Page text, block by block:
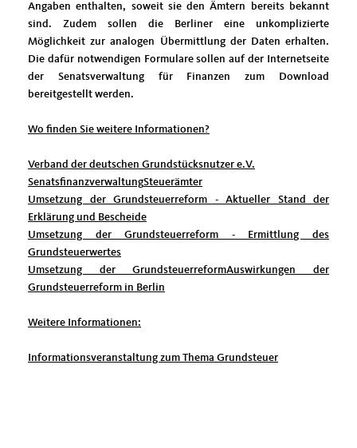
Angaben enthalten, soweit sie den Ämtern bereits bekannt
sind. Zudem sollen die Berliner eine unkomplizierte
Möglichkeit zur analogen Übermittlung der Daten erhalten.
Die dafür notwendigen Formulare sollen auf der Internetseite
der Senatsverwaltung für Finanzen zum Download
bereitgestellt werden.
Wo finden Sie weitere Informationen?
Verband der deutschen Grundstücksnutzer e.V.
SenatsfinanzverwaltungSteuerämter
Umsetzung der Grundsteuerreform - Aktueller Stand der
Erklärung und Bescheide
Umsetzung der Grundsteuerreform - Ermittlung des
Grundsteuerwertes
Umsetzung der GrundsteuerreformAuswirkungen der
Grundsteuerreform in Berlin
Weitere Informationen:
Informationsveranstaltung zum Thema Grundsteuer